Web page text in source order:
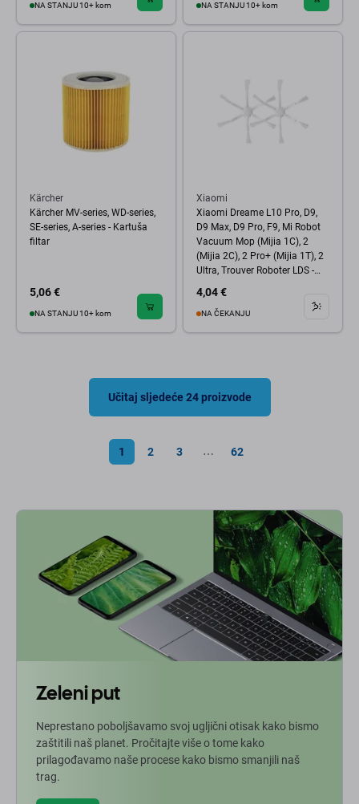
NA STANJU 10+ kom NA STANJU 10+ kom
Kärcher
Kärcher MV-series, WD-series,
SE-series, A-series - Kartuša
filtar
5,06 €
NA STANJU 10+ kom
Xiaomi
Xiaomi Dreame L10 Pro, D9,
D9 Max, D9 Pro, F9, Mi Robot
Vacuum Mop (Mijia 1C), 2
(Mijia 2C), 2 Pro+ (Mijia 1T), 2
Ultra, Trouver Roboter LDS -
4,04 €
NA ČEKANJU
Učitaj sljedeće 24 proizvode
1 2 3 ⋯ 62
Zeleni put
Neprestano poboljšavamo svoj ugljični otisak kako bismo
zaštitili naš planet. Pročitajte više o tome kako
prilagođavamo naše procese kako bismo smanjili naš
trag.